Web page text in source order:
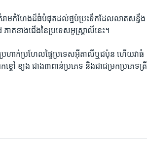
រ​គំរាម​កំហែង​ដ៏​ធំ​បំផុត​ដល់​ថ្ម​ប៉ប្រះ​ទឹក​ដែល​លាត​សន្ធឹង​
ាគ​ខាង​ជើង​នៃ​ប្រទេស​អូស្ត្រាលី​នេះ។
រហាក់​ប្រហែល​ផ្ទៃ​ប្រទេស​អ៊ីតាលី​ឬ​ជប៉ុន ហើយ​វា​ធំ​
ៅ ខ្យង ជាង​៣ពាន់​ប្រភេទ និង​ជា​ជម្រក​ប្រភេទ​ត្រី​